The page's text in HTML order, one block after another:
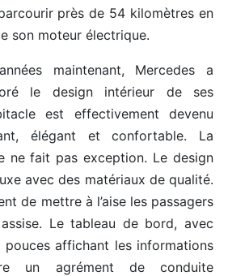
près de 54 kilomètres en
son moteur électrique.
maintenant, Mercedes a
le design intérieur de ses
est effectivement devenu
élégant et confortable. La
ne fait pas exception. Le design
avec des matériaux de qualité.
de mettre à l’aise les passagers
Le tableau de bord, avec
pouces affichant les informations
un agrément de conduite